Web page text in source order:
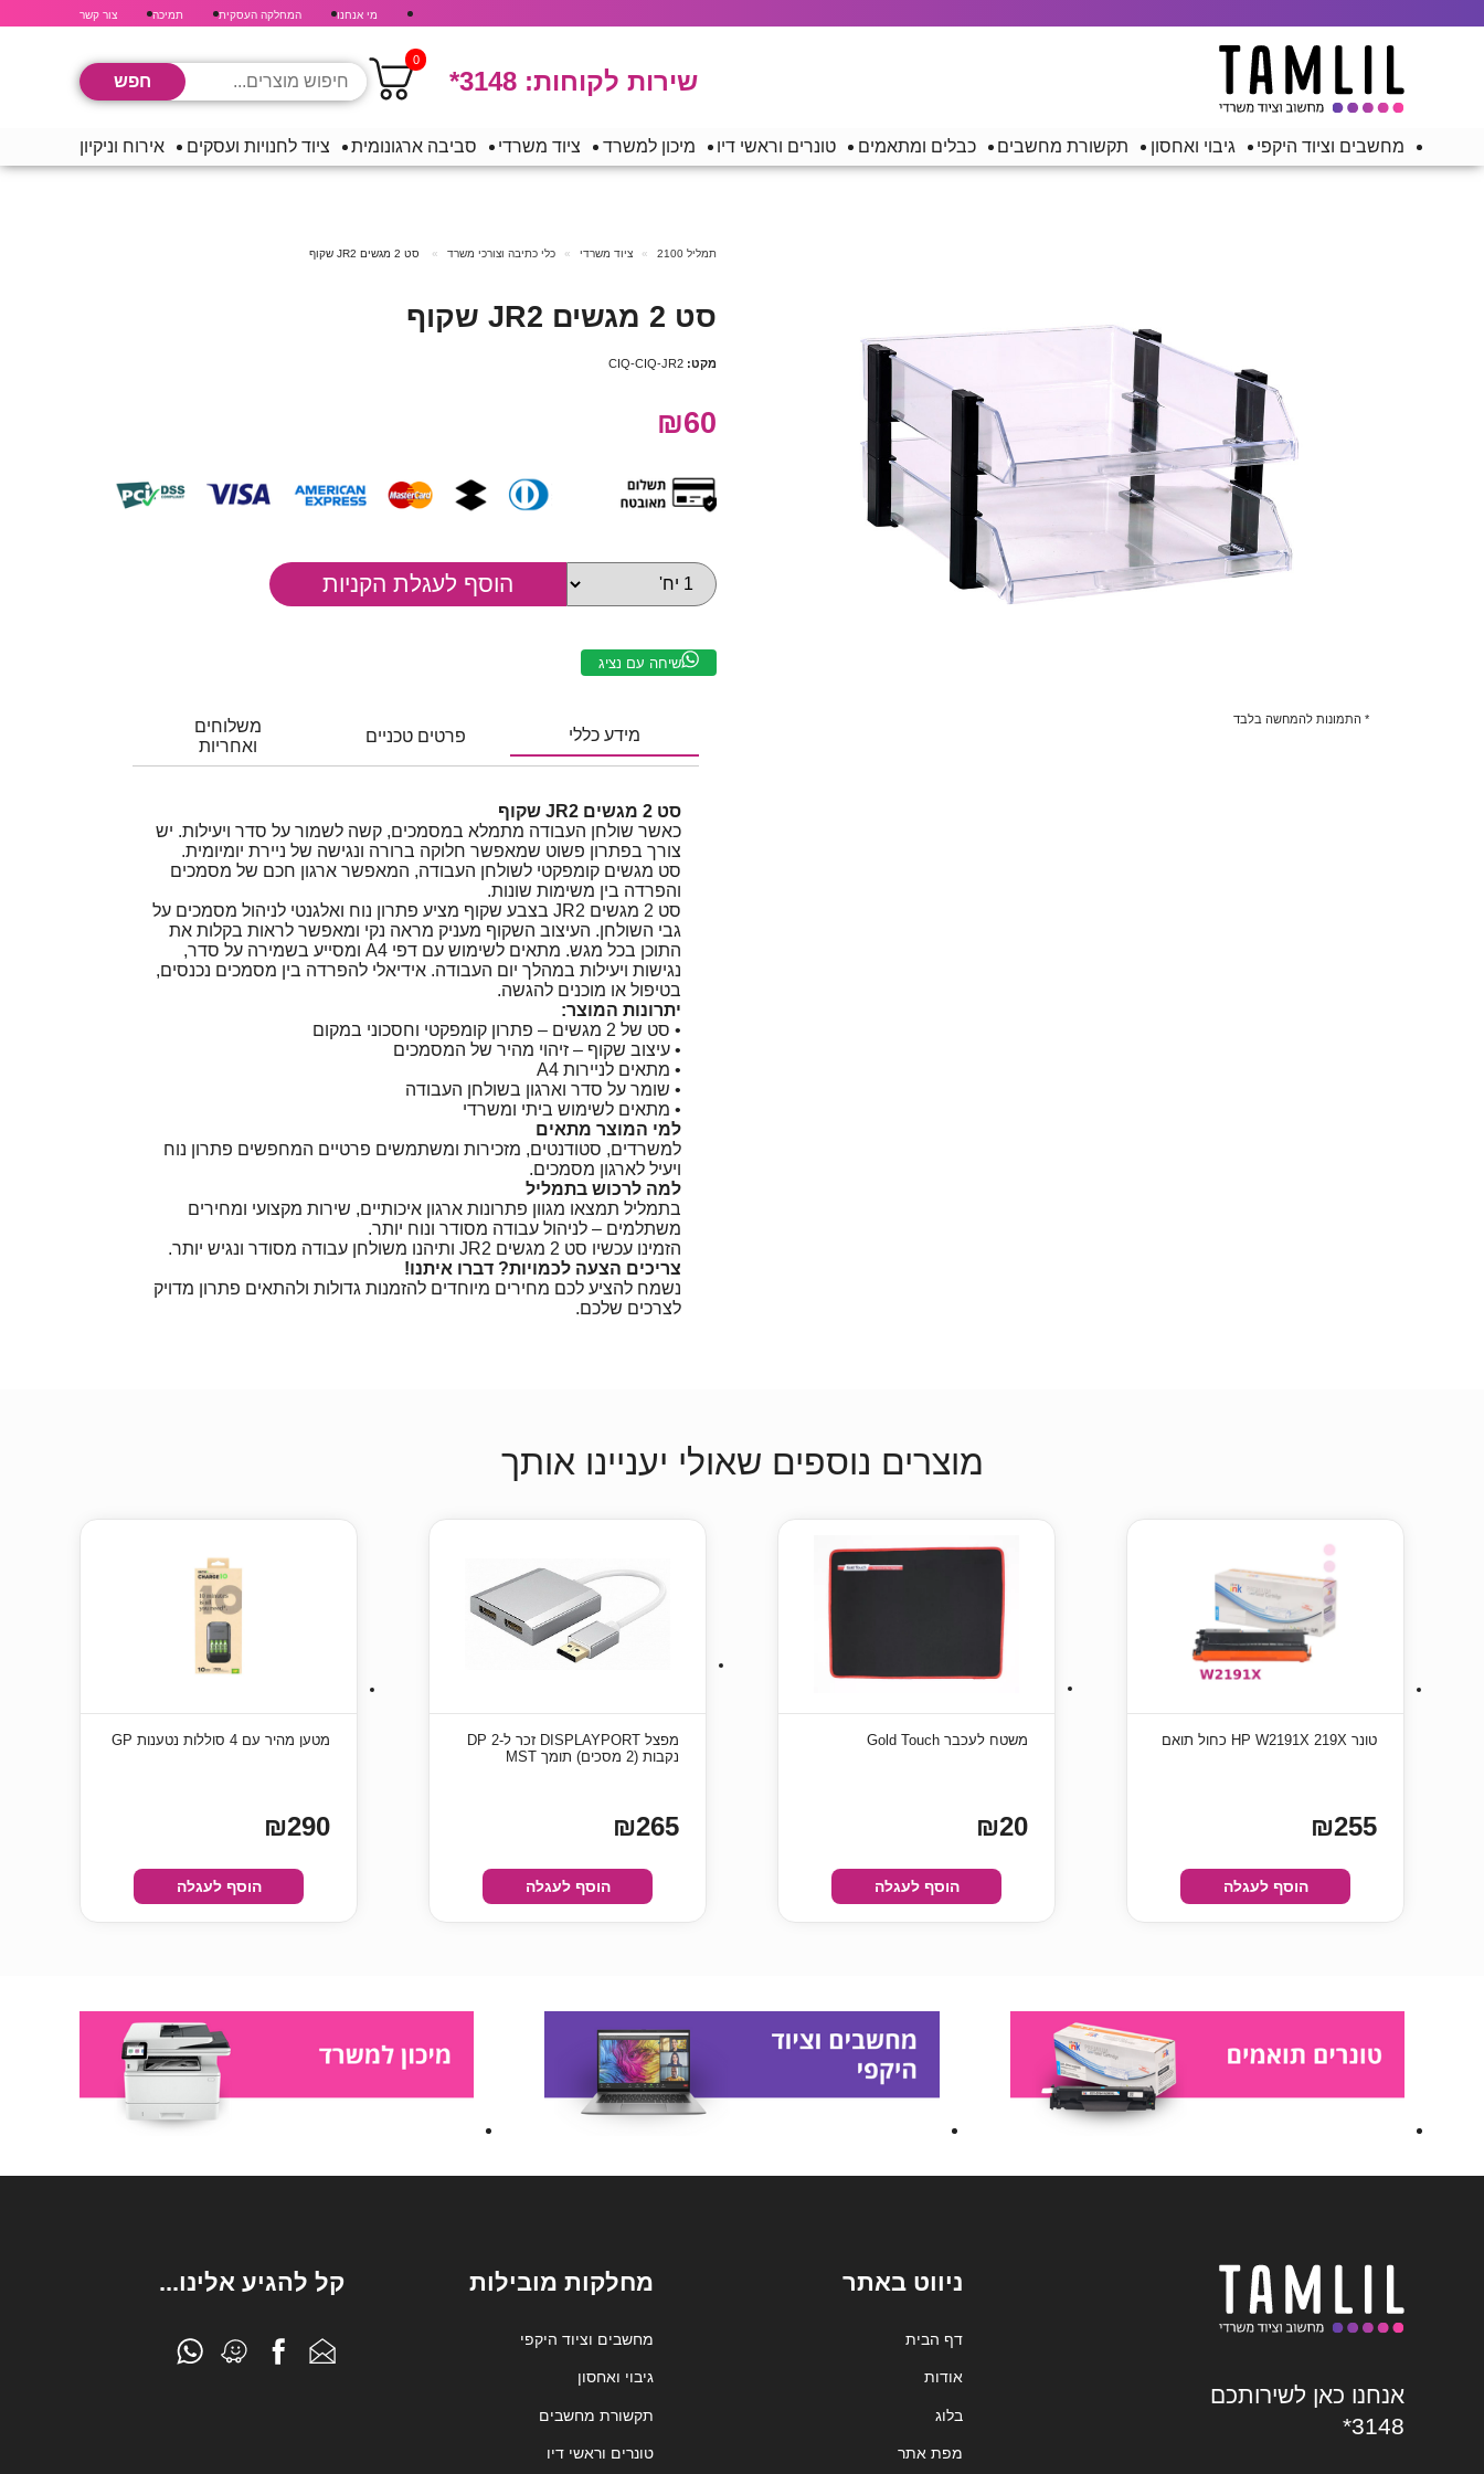
מי אנחנו המחלקה העסקית תמיכה צור קשר
שירות לקוחות: *3148
0
מחשבים וציוד היקפי גיבוי ואחסון תקשורת מחשבים כבלים ומתאמים טונרים וראשי דיו מיכון למשרד ציוד משרדי סביבה ארגונומית ציוד לחנויות ועסקים אירוח וניקיון
* התמונות להמחשה בלבד
תמליל 2100 ציוד משרדי כלי כתיבה וצורכי משרד סט 2 מגשים JR2 שקוף
סט 2 מגשים JR2 שקוף
מקט: CIQ-CIQ-JR2
₪60
שיחה עם נציג
מידע כללי פרטים טכניים
משלוחים
ואחריות
סט 2 מגשים JR2 שקוף
כאשר שולחן העבודה מתמלא במסמכים, קשה לשמור על סדר ויעילות. יש
צורך בפתרון פשוט שמאפשר חלוקה ברורה ונגישה של ניירת יומיומית.
סט מגשים קומפקטי לשולחן העבודה, המאפשר ארגון חכם של מסמכים
והפרדה בין משימות שונות.
סט 2 מגשים JR2 בצבע שקוף מציע פתרון נוח ואלגנטי לניהול מסמכים על
גבי השולחן. העיצוב השקוף מעניק מראה נקי ומאפשר לראות בקלות את
התוכן בכל מגש. מתאים לשימוש עם דפי A4 ומסייע בשמירה על סדר,
נגישות ויעילות במהלך יום העבודה. אידיאלי להפרדה בין מסמכים נכנסים,
בטיפול או מוכנים להגשה.
יתרונות המוצר:
• סט של 2 מגשים – פתרון קומפקטי וחסכוני במקום
• עיצוב שקוף – זיהוי מהיר של המסמכים
• מתאים לניירות A4
• שומר על סדר וארגון בשולחן העבודה
• מתאים לשימוש ביתי ומשרדי
למי המוצר מתאים
למשרדים, סטודנטים, מזכירות ומשתמשים פרטיים המחפשים פתרון נוח
ויעיל לארגון מסמכים.
למה לרכוש בתמליל
בתמליל תמצאו מגוון פתרונות ארגון איכותיים, שירות מקצועי ומחירים
משתלמים – לניהול עבודה מסודר ונוח יותר.
הזמינו עכשיו סט 2 מגשים JR2 ותיהנו משולחן עבודה מסודר ונגיש יותר.
צריכים הצעה לכמויות? דברו איתנו!
נשמח להציע לכם מחירים מיוחדים להזמנות גדולות ולהתאים פתרון מדויק
לצרכים שלכם.
מוצרים נוספים שאולי יעניינו אותך
טונר HP W2191X 219X כחול תואם
₪255
הוסף לעגלה
משטח לעכבר Gold Touch
₪20
הוסף לעגלה
מפצל DISPLAYPORT זכר ל-2 DP
נקבות (2 מסכים) תומך MST
₪265
הוסף לעגלה
מטען מהיר עם 4 סוללות נטענות GP
₪290
הוסף לעגלה
אנחנו כאן לשירותכם
*3148
ניווט באתר
דף הבית
אודות
בלוג
מפת אתר
מחלקות מובילות
מחשבים וציוד היקפי
גיבוי ואחסון
תקשורת מחשבים
טונרים וראשי דיו
קל להגיע אלינו...